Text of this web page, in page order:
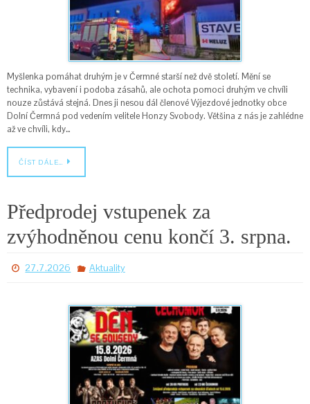
Myšlenka pomáhat druhým je v Čermné starší než dvě století. Mění se
technika, vybavení i podoba zásahů, ale ochota pomoci druhým ve chvíli
nouze zůstává stejná. Dnes ji nesou dál členové Výjezdové jednotky obce
Dolní Čermná pod vedením velitele Honzy Svobody. Většina z nás je zahlédne
až ve chvíli, kdy…
ČÍST DÁLE…
Předprodej vstupenek za
zvýhodněnou cenu končí 3. srpna.
27.7.2026 Aktuality